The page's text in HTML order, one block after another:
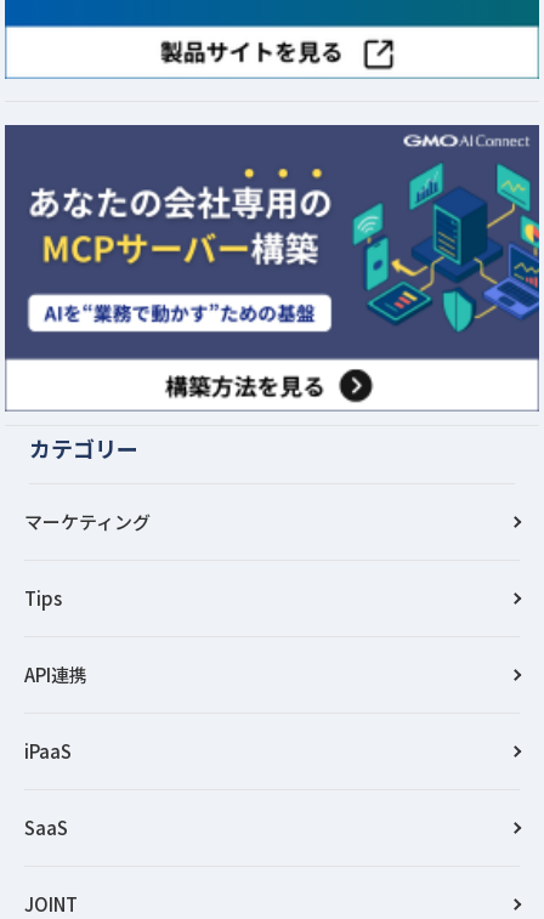
カテゴリー
マーケティング
Tips
API連携
iPaaS
SaaS
JOINT